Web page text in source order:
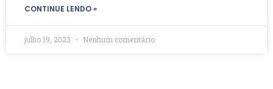
CONTINUE LENDO »
julho 19, 2023 Nenhum comentário